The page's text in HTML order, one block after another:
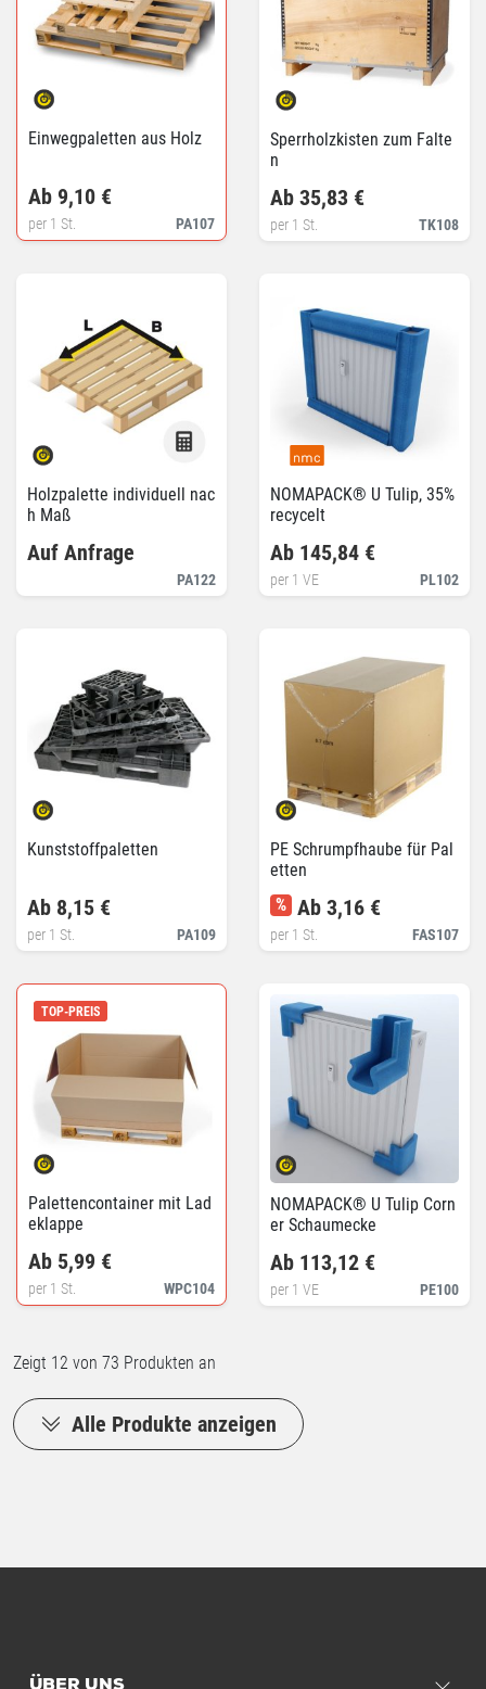
Einwegpaletten aus Holz
PA107
Ab 9,10 €
per 1 St.
Sperrholzkisten zum Falte
n
TK108
Ab 35,83 €
per 1 St.
Holzpalette individuell nac
h Maß
PA122
Auf Anfrage
NOMAPACK® U Tulip, 35%
recycelt
PL102
Ab 145,84 €
per 1 VE
Kunststoffpaletten
PA109
Ab 8,15 €
per 1 St.
PE Schrumpfhaube für Pal
etten
FAS107
% Ab 3,16 €
per 1 St.
TOP-PREIS
Palettencontainer mit Lad
eklappe
WPC104
Ab 5,99 €
per 1 St.
NOMAPACK® U Tulip Corn
er Schaumecke
PE100
Ab 113,12 €
per 1 VE
Zeigt 12 von 73 Produkten an
Alle Produkte anzeigen